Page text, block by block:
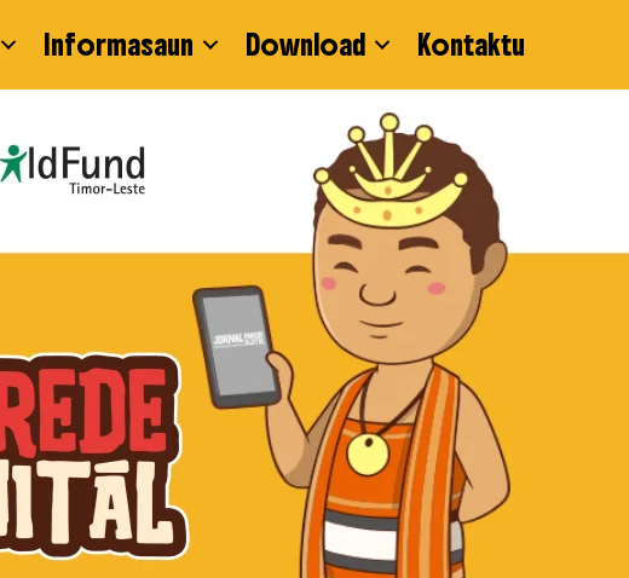
Informasaun Download Kontaktu